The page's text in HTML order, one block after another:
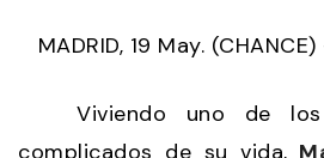
MADRID, 19 May. (CHANCE)
Viviendo uno de los
complicados de su vida,